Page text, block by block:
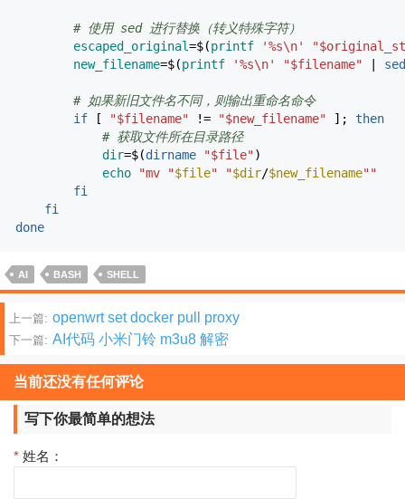
# 使用 sed 进行替换（转义特殊字符）
escaped_original=$(printf '%s\n' "
new_filename=$(printf '%s\n' "$filename" sed
# 如果新旧文件名不同，则输出重命名命令
if
[ "$filename" != "$new_filename" ] ; then
# 获取文件所在目录路径
dir=$(dirname "$file")
echo
"mv "$file" "$dir/$new_filename""
fi
fi
done
AI BASH SHELL
文
章
分
页
上一篇: openwrt set docker pull proxy
下一篇: AI代码 小米门铃 m3u8 解密
当前还没有任何评论
写下你最简单的想法
* 姓名：